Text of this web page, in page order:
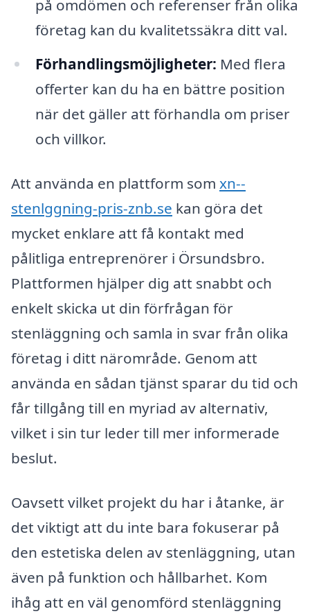
på omdömen och referenser från olika
företag kan du kvalitetssäkra ditt val.
Förhandlingsmöjligheter: Med flera
offerter kan du ha en bättre position
när det gäller att förhandla om priser
och villkor.
Att använda en plattform som xn--
stenlggning-pris-znb.se kan göra det
mycket enklare att få kontakt med
pålitliga entreprenörer i Örsundsbro.
Plattformen hjälper dig att snabbt och
enkelt skicka ut din förfrågan för
stenläggning och samla in svar från olika
företag i ditt närområde. Genom att
använda en sådan tjänst sparar du tid och
får tillgång till en myriad av alternativ,
vilket i sin tur leder till mer informerade
beslut.
Oavsett vilket projekt du har i åtanke, är
det viktigt att du inte bara fokuserar på
den estetiska delen av stenläggning, utan
även på funktion och hållbarhet. Kom
ihåg att en väl genomförd stenläggning